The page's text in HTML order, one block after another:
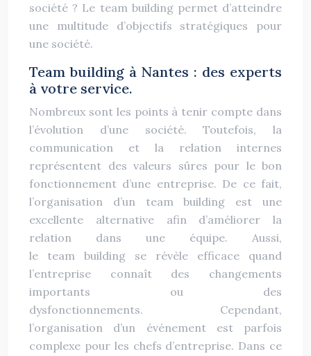
société ? Le team building permet d’atteindre
une multitude d’objectifs stratégiques pour
une société.
Team building à Nantes : des experts
à votre service.
Nombreux sont les points à tenir compte dans
l’évolution d’une société. Toutefois, la
communication et la relation internes
représentent des valeurs sûres pour le bon
fonctionnement d’une entreprise. De ce fait,
l’organisation d’un team building est une
excellente alternative afin d’améliorer la
relation dans une équipe. Aussi,
le team building se révèle efficace quand
l’entreprise connaît des changements
importants ou des
dysfonctionnements. Cependant,
l’organisation d’un événement est parfois
complexe pour les chefs d’entreprise. Dans ce